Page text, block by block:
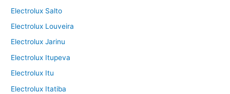
Electrolux Salto
Electrolux Louveira
Electrolux Jarinu
Electrolux Itupeva
Electrolux Itu
Electrolux Itatiba